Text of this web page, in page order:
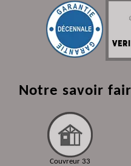
Notre savoir
Couvreur 33